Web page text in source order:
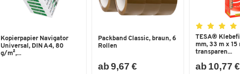
Maße
Länge Ladefläche [mm] 810
Kopierpapier Navigator
Universal, DIN A4, 80
g/m²,...
Packband Classic, braun, 6
Rollen
ab 9,67 €
TESA®
mm, 33 m x 15
transparen...
ab 10,77 €